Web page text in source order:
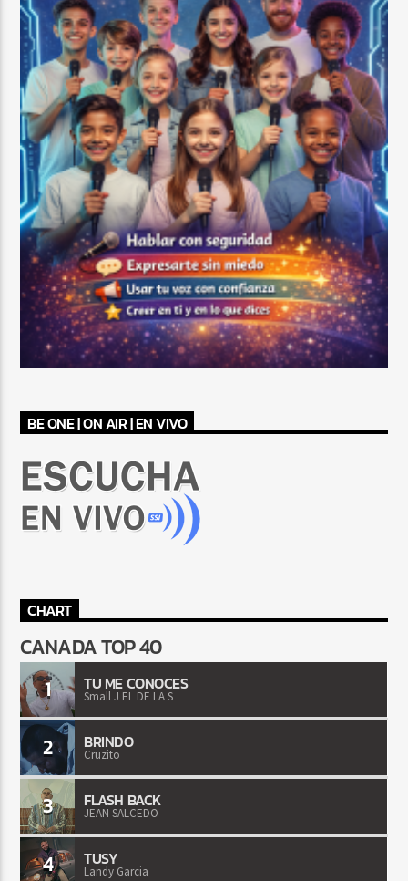
BE ONE | ON AIR | EN VIVO
CHART
CANADA TOP 40
1 TU ME CONOCES
Small J EL DE LA S
2 BRINDO
Cruzito
3 FLASH BACK
JEAN SALCEDO
4 TUSY
Landy Garcia